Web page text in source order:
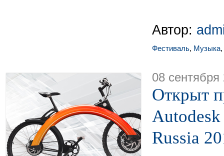
Автор:
Фестиваль, Музыка,
08 сентября
Открыт
Russia